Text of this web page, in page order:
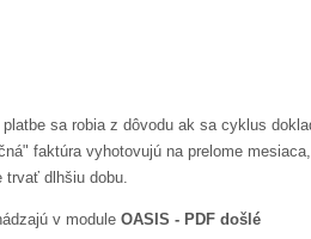
sa robia z dôvodu ak sa cyklus
faktúra vyhotovujú na prelome
trvať dlhšiu dobu.
v module OASIS - PDF došlé